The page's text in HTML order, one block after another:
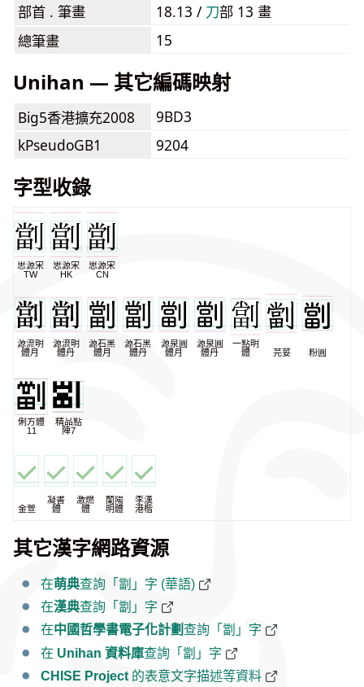
部首 . 筆畫
18.13 / ⼑部 13 畫
總筆畫
15
Unihan — 其它編碼映射
Big5香港擴充2008
9BD3
kPseudoGB1
9204
字型收錄
思源宋
TW
思源宋
HK
思源宋
CN
源流明
體月
源流明
體丹
源石黑
體月
源石黑
體丹
源泉圓
體月
源泉圓
體丹
一點明
體
芫荽 粉圓
俐方體
11
精品點
陣7
金萱
凝書
體
激燃
體
蘭陽
明體
李漢
港楷
其它漢字網路資源
在萌典查詢「劏」字 (華語)
在漢典查詢「劏」字
在中國哲學書電子化計劃查詢「劏」字
在 Unihan 資料庫查詢「劏」字
CHISE Project 的表意文字描述等資料